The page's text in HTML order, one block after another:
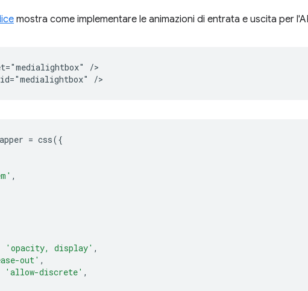
mostra come implementare le animazioni di entrata e uscita per
/>
= css({
,
'opacity, display' ,
out' ,
'allow-discrete' ,